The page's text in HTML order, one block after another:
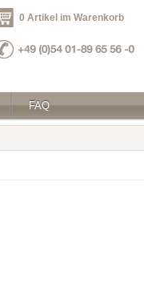
0 Artikel im Warenkorb
FAQ